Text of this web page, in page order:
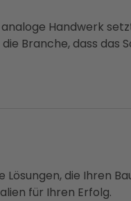
Handwerk
Branche, dass das
Lösungen, die Ihren
für Ihren Erfolg.